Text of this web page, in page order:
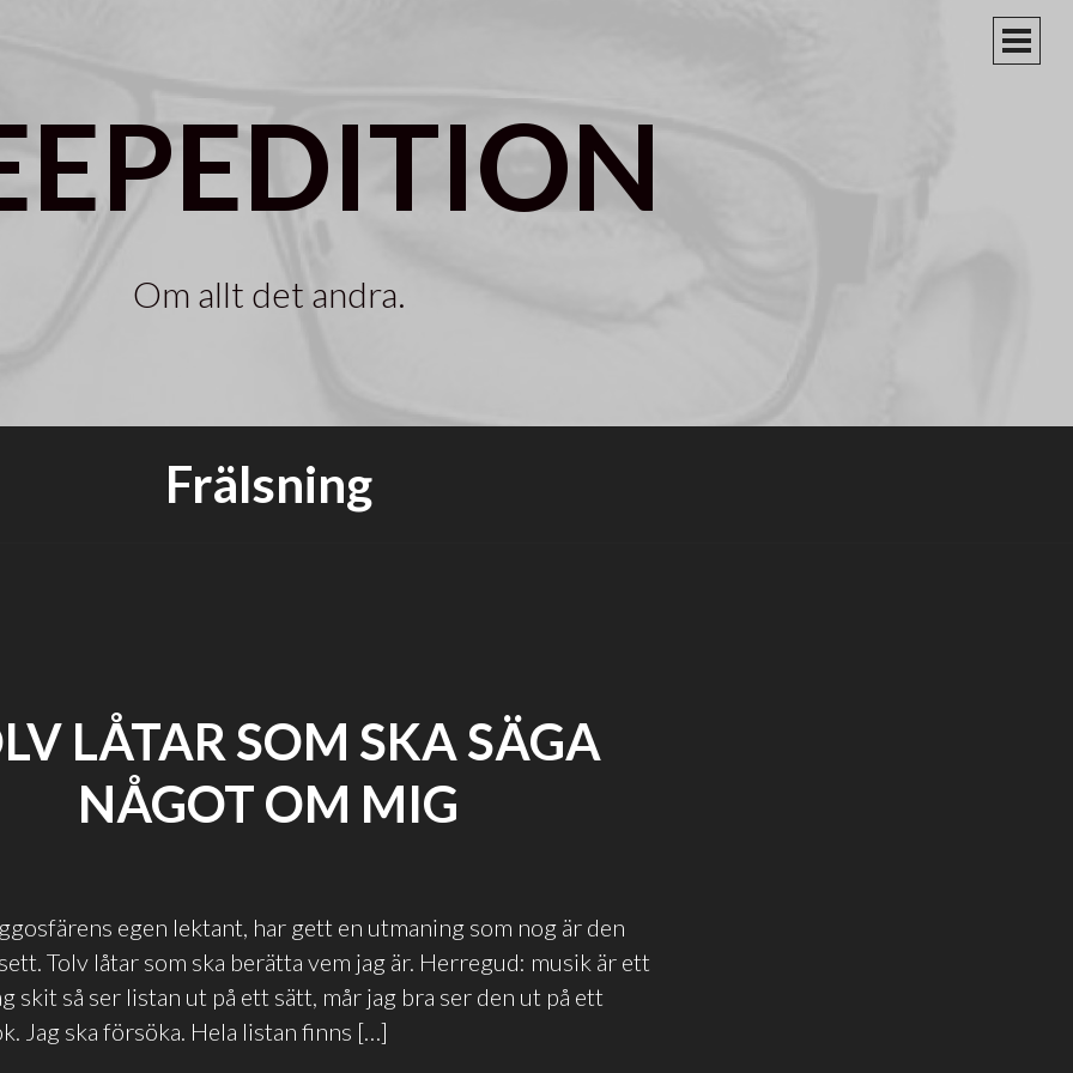
Om allt det andra.
Frälsning
LÅTAR SOM SKA SÄGA
NÅGOT OM MIG
egen lektant, har gett en utmaning som nog är den
Tolv låtar som ska berätta vem jag är. Herregud: musik är ett
skit så ser listan ut på ett sätt, mår jag bra ser den ut på ett
Jag ska försöka. Hela listan finns […]